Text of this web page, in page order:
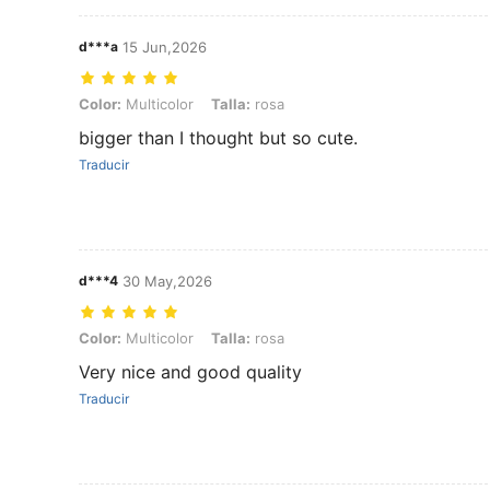
d***a 15 Jun,2026
Color: Multicolor, Talla: rosa
Color: Multicolor Talla: rosa
bigger than I thought but so cute.
Traducir
d***4 30 May,2026
Color: Multicolor, Talla: rosa
Color: Multicolor Talla: rosa
Very nice and good quality
Traducir